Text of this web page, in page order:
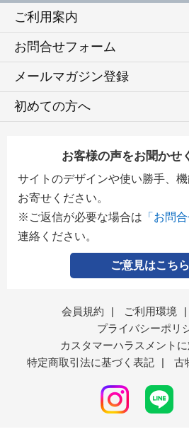
ご利用案内
お問合せフォーム
メールマガジン登録
初めての方へ
お客様の声をお聞かせ
サイトのデザインや使い勝手、
お寄せください。
※ご返信が必要な場合は 「お問
連絡ください。
ご意見はこちら
会員規約 | ご利用環境 |
プライバシーポリ
カスタマーハラスメント
特定商取引法に基づく表記
| 古